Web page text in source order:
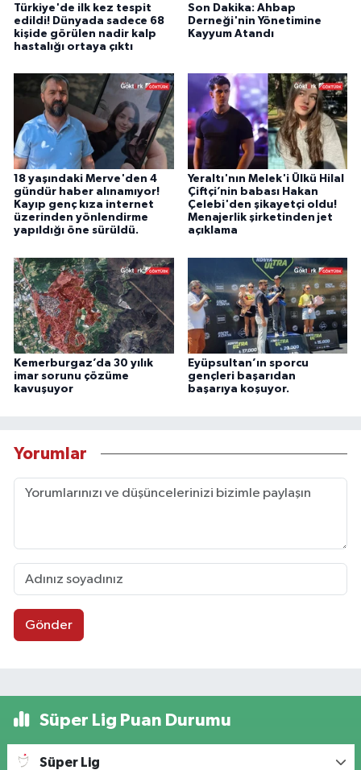
Türkiye'de ilk kez tespit
edildi! Dünyada sadece 68
kişide görülen nadir kalp
hastalığı ortaya çıktı
Son Dakika: Ahbap
Derneği'nin Yönetimine
Kayyum Atandı
18 yaşındaki Merve'den 4
gündür haber alınamıyor!
Kayıp genç kıza internet
üzerinden yönlendirme
yapıldığı öne sürüldü.
Yeraltı'nın Melek'i Ülkü Hilal
Çiftçi’nin babası Hakan
Çelebi'den şikayetçi oldu!
Menajerlik şirketinden jet
açıklama
Kemerburgaz’da 30 yılık
imar sorunu çözüme
kavuşuyor
Eyüpsultan’ın sporcu
gençleri başarıdan
başarıya koşuyor.
Yorumlar
Gönder
Süper Lig Puan Durumu
Süper Lig